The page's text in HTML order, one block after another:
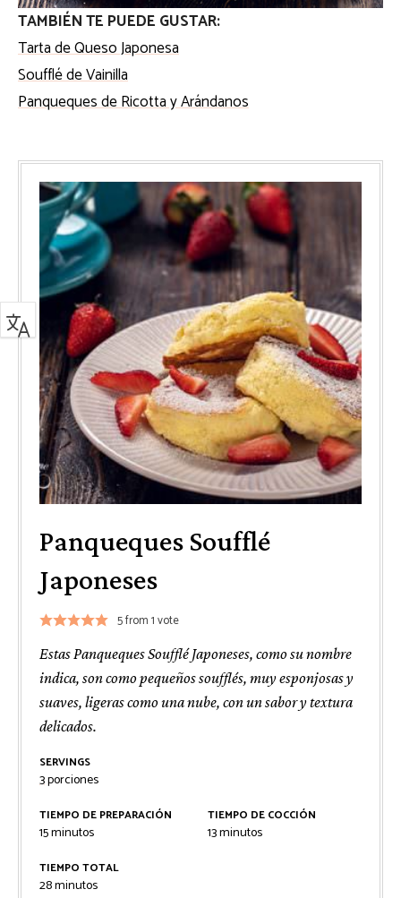
TAMBIÉN TE PUEDE GUSTAR:
Tarta de Queso Japonesa
Soufflé de Vainilla
Panqueques de Ricotta y Arándanos
Panqueques Soufflé
Japoneses
5from 1 vote
Estas Panqueques Soufflé Japoneses, como su nombre
indica, son como pequeños soufflés, muy esponjosas y
suaves, ligeras como una nube, con un sabor y textura
delicados.
SERVINGS
3porciones
TIEMPO DE PREPARACIÓN
15minutos
minutos
TIEMPO DE COCCIÓN
13minutos
minutos
TIEMPO TOTAL
28minutos
minutos